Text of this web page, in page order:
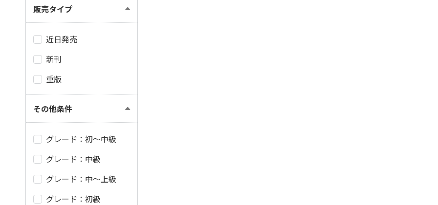
販売タイプ
近日発売
新刊
重版
その他条件
グレード：初～中級
グレード：中級
グレード：中～上級
グレード：初級